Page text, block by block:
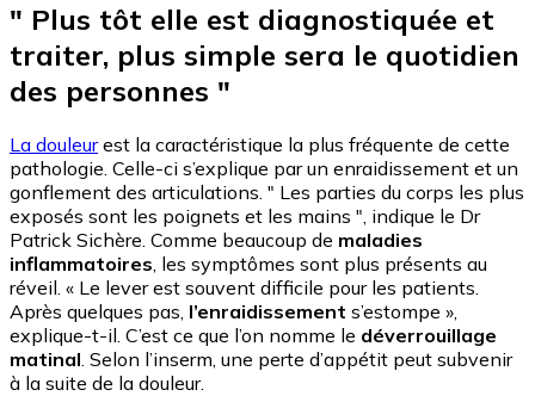
" Plus tôt elle est diagnostiquée et
traiter, plus simple sera le quotidien
des personnes "
La douleurest la caractéristique la plus fréquente de cette
pathologie. Celle-ci s’explique par un enraidissement et un
gonflement des articulations. " Les parties du corps les plus
exposés sont les poignets et les mains ", indique le Dr
Patrick Sichère. Comme beaucoup de maladies
inflammatoires, les symptômes sont plus présents au
réveil. « Le lever est souvent difficile pour les patients.
Après quelques pas, l’enraidissement s’estompe »,
explique-t-il. C’est ce que l’on nomme le déverrouillage
matinal. Selon l’inserm, une perte d’appétit peut subvenir
à la suite de la douleur.